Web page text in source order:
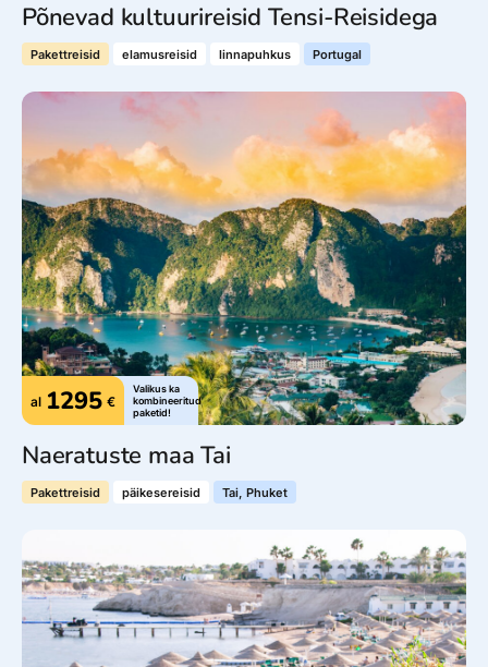
Põnevad kultuurireisid Tensi-Reisidega
Pakettreisid elamusreisid linnapuhkus Portugal
al 1295 €
Valikus ka
kombineeritud
paketid!
Naeratuste maa Tai
Pakettreisid päikesereisid Tai, Phuket